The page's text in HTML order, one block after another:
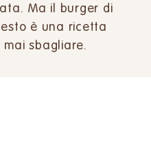
Ma il burger di
è una ricetta
sbagliare.